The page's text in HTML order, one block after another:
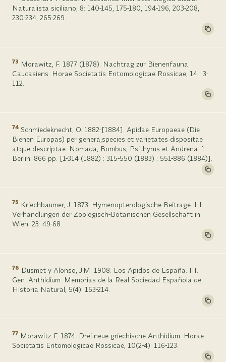
Naturalista siciliano, 8: 140-145, 175-180, 194-196, 203-208,
230-234, 265-269.
73 Morawitz, F. 1877 (1878). Nachtrag zur Bienenfauna
Caucasiens. Horae Societatis Entomologicae Rossicae, 14 : 3-
112.
74 Schmiedeknecht, O. 1882-[1884]. Apidae Europaeae (Die
Bienen Europas) per genera,species et varietates dispositae
atque descriptae. Nomada, Bombus, Psithyrus et Andrena. 1.
Berlin. 866 pp. [1-314 (1882) ; 315-550 (1883) ; 551-886 (1884)].
75 Kriechbaumer, J. 1873. Hymenopterologische Beitrage. III.
Verhandlungen der Zoologisch-Botanischen Gesellschaft in
Wien. 23: 49-68.
76 Dusmet y Alonso, J.M. 1908. Los Apidos de España. III.
Gen. Anthidium. Memorias de la Real Sociedad Española de
Historia Natural, 5(4): 153-214.
77 Morawitz F. 1874. Drei neue griechische Anthidium. Horae
Societatis Entomologicae Rossicae, 10(2-4): 116-123.